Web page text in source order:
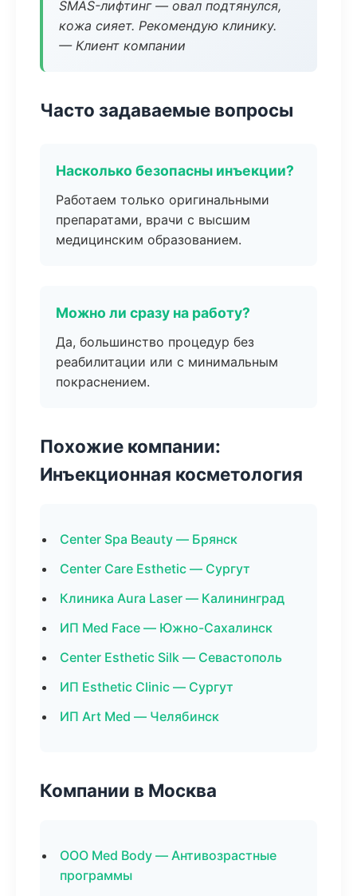
SMAS-лифтинг — овал подтянулся,
кожа сияет. Рекомендую клинику.
— Клиент компании
Часто задаваемые вопросы
Насколько безопасны инъекции?
Работаем только оригинальными
препаратами, врачи с высшим
медицинским образованием.
Можно ли сразу на работу?
Да, большинство процедур без
реабилитации или с минимальным
покраснением.
Похожие компании:
Инъекционная косметология
Center Spa Beauty — Брянск
Center Care Esthetic — Сургут
Клиника Aura Laser — Калининград
ИП Med Face — Южно-Сахалинск
Center Esthetic Silk — Севастополь
ИП Esthetic Clinic — Сургут
ИП Art Med — Челябинск
Компании в Москва
ООО Med Body — Антивозрастные
программы